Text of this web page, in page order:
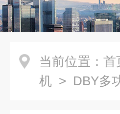
当前位置： 首
机 > DBY多